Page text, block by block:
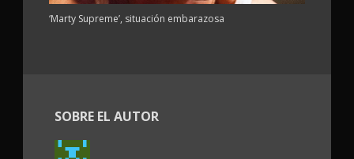
‘Marty Supreme’, situación embarazosa
SOBRE EL AUTOR